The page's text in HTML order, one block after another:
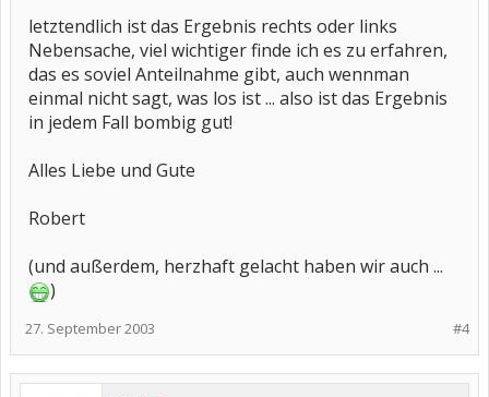
letztendlich ist das Ergebnis rechts oder links
Nebensache, viel wichtiger finde ich es zu erfahren,
das es soviel Anteilnahme gibt, auch wennman
einmal nicht sagt, was los ist ... also ist das Ergebnis
in jedem Fall bombig gut!
Alles Liebe und Gute
Robert
(und außerdem, herzhaft gelacht haben wir auch ...
)
#4
27. September 2003